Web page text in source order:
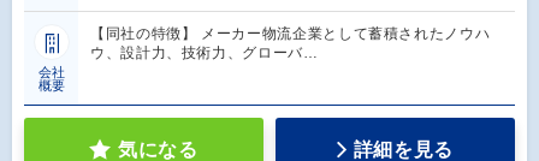
会社
概要
【同社の特徴】 メーカー物流企業として蓄積されたノウハ
ウ、設計力、技術力、グローバ…
気になる 詳細を見る